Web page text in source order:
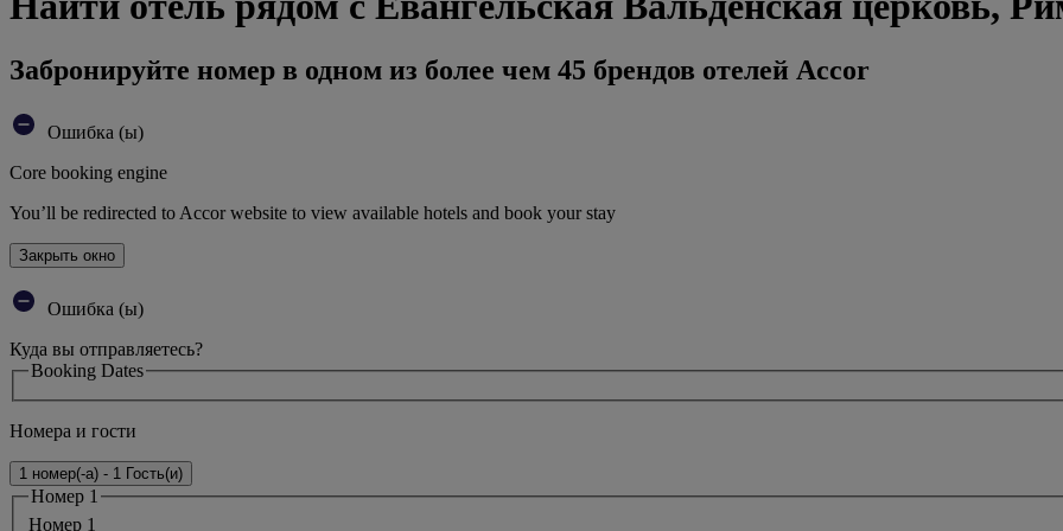
Забронируйте номер в одном из более чем 45 брендов отелей Accor
Ошибка (ы)
Core booking engine
You’ll be redirected to Accor website to view available hotels and book your stay
Закрыть окно
Ошибка (ы)
Куда вы отправляетесь?
Booking Dates
Номера и гости
1 номер(-а) - 1 Гость(и)
Номер 1
Номер 1